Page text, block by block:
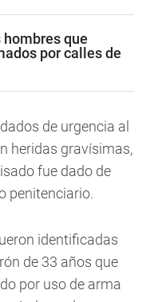
hombres que
por calles de
de urgencia al
heridas gravísimas,
fue dado de
penitenciario.
identificadas
de 33 años que
por uso de arma